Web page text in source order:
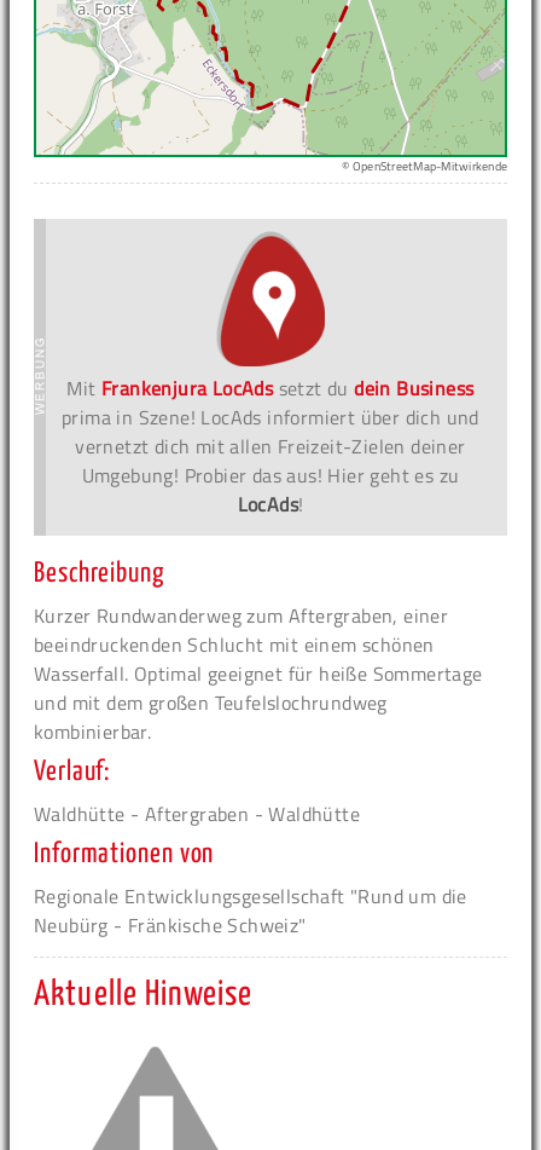
© OpenStreetMap-Mitwirkende
Mit Frankenjura LocAdssetzt dudein Business
prima in Szene! LocAds informiert über dich und
vernetzt dich mit allen Freizeit-Zielen deiner
Umgebung! Probier das aus! Hier geht es zu
LocAds!
Beschreibung
Kurzer Rundwanderweg zum Aftergraben, einer
beeindruckenden Schlucht mit einem schönen
Wasserfall. Optimal geeignet für heiße Sommertage
und mit dem großen Teufelslochrundweg
kombinierbar.
Verlauf:
Waldhütte - Aftergraben - Waldhütte
Informationen von
Regionale Entwicklungsgesellschaft "Rund um die
Neubürg - Fränkische Schweiz"
Aktuelle Hinweise